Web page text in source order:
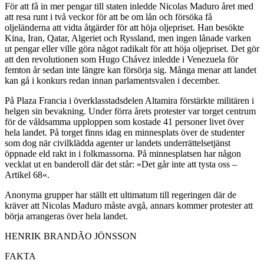
För att få in mer pengar till staten inledde Nicolas Maduro året med
att resa runt i två veckor för att be om lån och försöka få
oljeländerna att vidta åtgärder för att höja oljepriset. Han besökte
Kina, Iran, Qatar, Algeriet och Ryssland, men ingen lånade varken
ut pengar eller ville göra något radikalt för att höja oljepriset. Det gör
att den revolutionen som Hugo Chávez inledde i Venezuela för
femton år sedan inte längre kan försörja sig. Många menar att landet
kan gå i konkurs redan innan parlamentsvalen i december.
På Plaza Francia i överklasstadsdelen Altamira förstärkte militären i
helgen sin bevakning. Under förra årets protester var torget centrum
för de våldsamma upploppen som kostade 41 personer livet över
hela landet. På torget finns idag en minnesplats över de studenter
som dog när civilklädda agenter ur landets underrättelsetjänst
öppnade eld rakt in i folkmassorna. På minnesplatsen har någon
vecklat ut en banderoll där det står: »Det går inte att tysta oss –
Artikel 68«.
Anonyma grupper har ställt ett ultimatum till regeringen där de
kräver att Nicolas Maduro måste avgå, annars kommer protester att
börja arrangeras över hela landet.
HENRIK BRANDÃO JÖNSSON
FAKTA